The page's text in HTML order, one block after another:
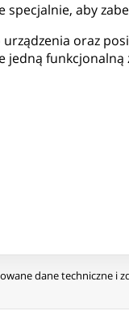
specjalnie, aby
oraz
jedną
dane techniczne i